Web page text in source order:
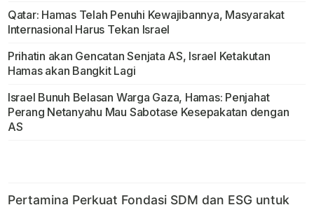
Qatar: Hamas Telah Penuhi Kewajibannya, Masyarakat
Internasional Harus Tekan Israel
Prihatin akan Gencatan Senjata AS, Israel Ketakutan
Hamas akan Bangkit Lagi
Israel Bunuh Belasan Warga Gaza, Hamas: Penjahat
Perang Netanyahu Mau Sabotase Kesepakatan dengan
AS